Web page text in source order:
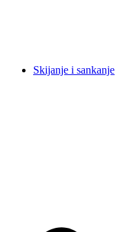
Skijanje i sankanje